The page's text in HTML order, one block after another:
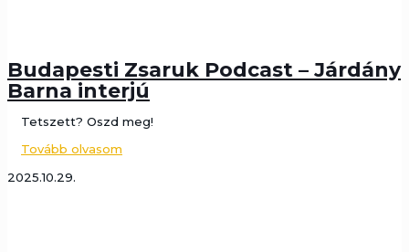
Budapesti Zsaruk Podcast – Járdány
Barna interjú
Tetszett? Oszd meg!
Tovább olvasom
2025.10.29.